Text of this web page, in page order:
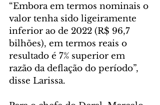
“Embora em termos nominais o
valor tenha sido ligeiramente
inferior ao de 2022 (R$ 96,7
bilhões), em termos reais o
resultado é 7% superior em
razão da deflação do período”,
disse Larissa.